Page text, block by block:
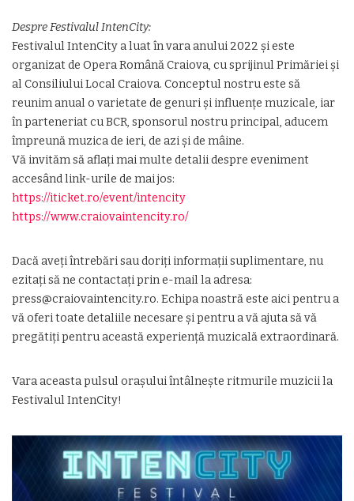
Despre Festivalul IntenCity:
Festivalul IntenCity a luat în vara anului 2022 și este
organizat de Opera Română Craiova, cu sprijinul Primăriei și
al Consiliului Local Craiova. Conceptul nostru este să
reunim anual o varietate de genuri și influențe muzicale, iar
în parteneriat cu BCR, sponsorul nostru principal, aducem
împreună muzica de ieri, de azi și de mâine.
Vă invităm să aflați mai multe detalii despre eveniment
accesând link-urile de mai jos:
https://iticket.ro/event/intencity
https://www.craiovaintencity.ro/
Dacă aveți întrebări sau doriți informații suplimentare, nu
ezitați să ne contactați prin e-mail la adresa:
press@craiovaintencity.ro. Echipa noastră este aici pentru a
vă oferi toate detaliile necesare și pentru a vă ajuta să vă
pregătiți pentru această experiență muzicală extraordinară.
Vara aceasta pulsul orașului întâlnește ritmurile muzicii la
Festivalul IntenCity!